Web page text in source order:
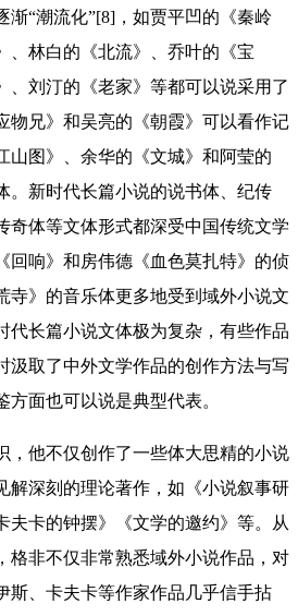
渐“潮流化”[8]，如贾平凹的《秦岭
、林白的《北流》、乔叶的《宝
、刘汀的《老家》等都可以说采用了
物兄》和吴亮的《朝霞》可以看作记
山图》、余华的《文城》和阿莹的
。新时代长篇小说的说书体、纪传
奇体等文体形式都深受中国传统文学
回响》和房伟德《血色莫扎特》的侦
寺》的音乐体更多地受到域外小说文
代长篇小说文体极为复杂，有些作品
汲取了中外文学作品的创作方法与写
面也可以说是典型代表。
他不仅创作了一些体大思精的小说
解深刻的理论著作，如《小说叙事研
夫卡的钟摆》《文学的邀约》等。从
格非不仅非常熟悉域外小说作品，对
斯、卡夫卡等作家作品几乎信手拈